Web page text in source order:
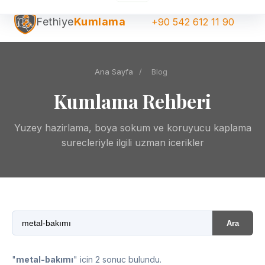
FethiyeKumlama +90 542 612 11 90
Ana Sayfa / Blog
Kumlama Rehberi
Yuzey hazirlama, boya sokum ve koruyucu kaplama
surecleriyle ilgili uzman icerikler
Ara
"metal-bakımı" icin 2 sonuc bulundu.